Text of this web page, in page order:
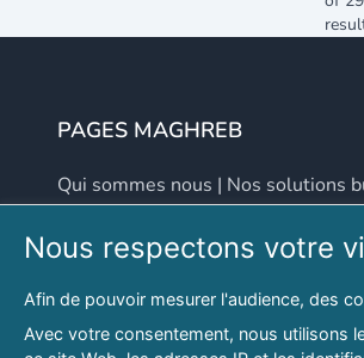
PAGES MAGHREB
Qui sommes nous | Nos solutions
Adresse
Nous respectons votre
Afin de pouvoir mesurer l'audience, des
Avec votre consentement, nous utilisons